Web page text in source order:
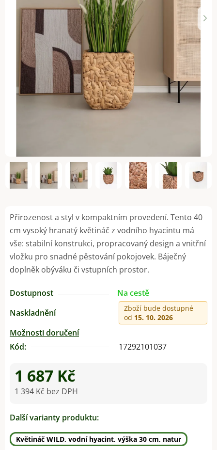
Přirozenost a styl v kompaktním provedení. Tento 40
cm vysoký hranatý květináč z vodního hyacintu má
vše: stabilní konstrukci, propracovaný design a vnitřní
vložku pro snadné pěstování pokojovek. Báječný
doplněk obýváku či vstupních prostor.
Dostupnost
Na cestě
Naskladnění
Zboží bude dostupné
od 15. 10. 2026
Možnosti doručení
Kód:
17292101037
1 687 Kč
1 394 Kč bez DPH
Další varianty produktu:
Květináč WILD, vodní hyacint, výška 30 cm, natur